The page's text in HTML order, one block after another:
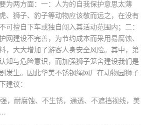
为两方面：一：人为的自我保护意思太薄
、狮子、豹子等动物应该敬而远之，在没有
可擅自下车或独自闯入其活动范围内；二：
网建设不完善，为节约成本而采用易腐蚀、
，大大增加了游客人身安全风险。其中，第
知与危险意识，而加强狮子笼舍建设我们是
发生。因此华美不锈钢绳网厂在动物园狮子
建议：
，耐腐蚀、不生锈，通透、不遮挡视线，美